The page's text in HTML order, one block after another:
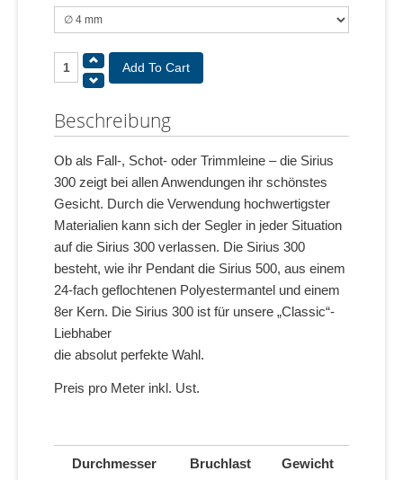
Beschreibung
Ob als Fall-, Schot- oder Trimmleine – die Sirius
300 zeigt bei allen Anwendungen ihr schönstes
Gesicht. Durch die Verwendung hochwertigster
Materialien kann sich der Segler in jeder Situation
auf die Sirius 300 verlassen. Die Sirius 300
besteht, wie ihr Pendant die Sirius 500, aus einem
24-fach geflochtenen Polyestermantel und einem
8er Kern. Die Sirius 300 ist für unsere „Classic“-
Liebhaber
die absolut perfekte Wahl.
Preis pro Meter inkl. Ust.
Durchmesser
Bruchlast
Gewicht